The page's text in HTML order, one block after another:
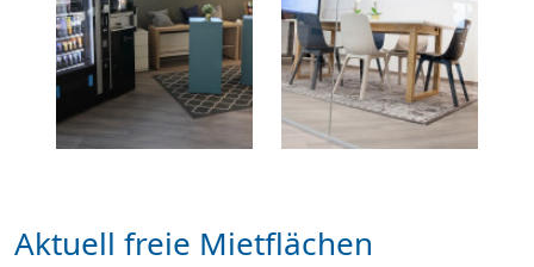
Aktuell freie Mietflächen